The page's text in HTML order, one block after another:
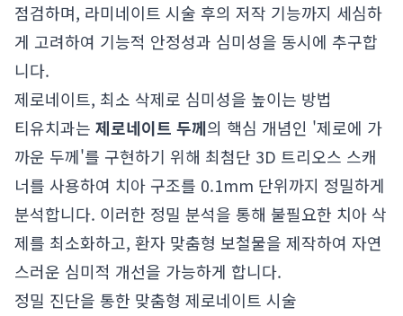
점검하며, 라미네이트 시술 후의 저작 기능까지 세심하
게 고려하여 기능적 안정성과 심미성을 동시에 추구합
니다.
제로네이트, 최소 삭제로 심미성을 높이는 방법
티유치과는 제로네이트 두께의 핵심 개념인 '제로에 가
까운 두께'를 구현하기 위해 최첨단 3D 트리오스 스캐
너를 사용하여 치아 구조를 0.1mm 단위까지 정밀하게
분석합니다. 이러한 정밀 분석을 통해 불필요한 치아 삭
제를 최소화하고, 환자 맞춤형 보철물을 제작하여 자연
스러운 심미적 개선을 가능하게 합니다.
정밀 진단을 통한 맞춤형 제로네이트 시술